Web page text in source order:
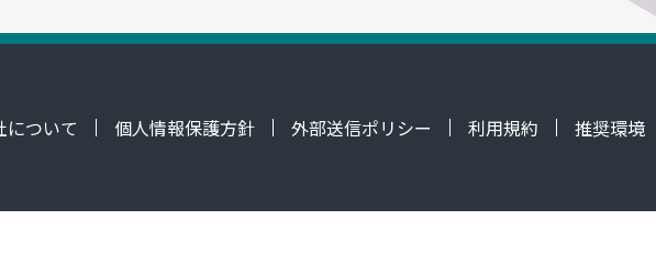
について 個人情報保護方針 外部送信ポリシー 利用規約 推奨環境